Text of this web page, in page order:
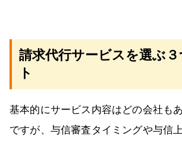
請求代行サービスを選ぶ
ト
基本的にサービス内容はどの会社も
ですが、与信審査タイミングや与信